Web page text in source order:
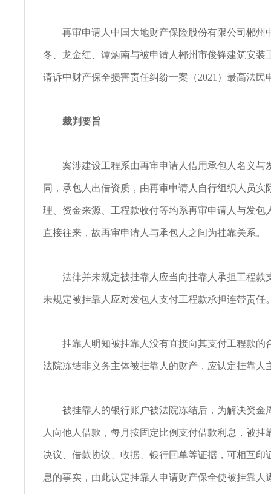
再审申请人中国大地财产保险股份有限公司郴州
冬、龙金红、谭炳南与被申请人郴州市俊锋建筑安装
请诉中财产保全损害责任纠纷一案（2021）最高法民
裁判要旨
案涉建设工程系由再审申请人借用承包人名义与
同，承包人出借资质，由再审申请人自行组织人员实
理、资金来源、工程款收付等均系再审申请人与发包
直接往来，故再审申请人与承包人之间为挂靠关系。
法律并未规定被挂靠人应当向挂靠人承担工程款
未规定被挂靠人应对发包人支付工程款承担连带责任
挂靠人明知被挂靠人没有直接向其支付工程款的
法院冻结非义务主体被挂靠人的财产，应认定挂靠人
被挂靠人的银行账户被法院冻结后，为解决资金
人向他人借款，每月按固定比例支付借款利息，被挂
决议、借款协议、收据、银行回单等证据，可相互印
息的事实，由此认定挂靠人申请财产保全使被挂靠人